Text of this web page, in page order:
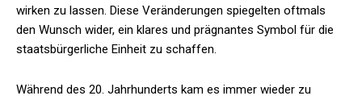
wirken zu lassen. Diese Veränderungen spiegelten oftmals
den Wunsch wider, ein klares und prägnantes Symbol für die
staatsbürgerliche Einheit zu schaffen.
Während des 20. Jahrhunderts kam es immer wieder zu